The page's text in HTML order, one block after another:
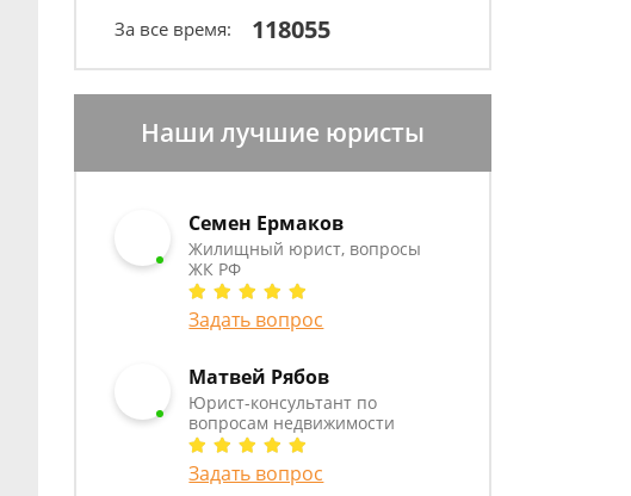
За все время: 118055
Наши лучшие юристы
Семен Ермаков
Жилищный юрист, вопросы
ЖК РФ
Задать вопрос
Матвей Рябов
Юрист-консультант по
вопросам недвижимости
Задать вопрос